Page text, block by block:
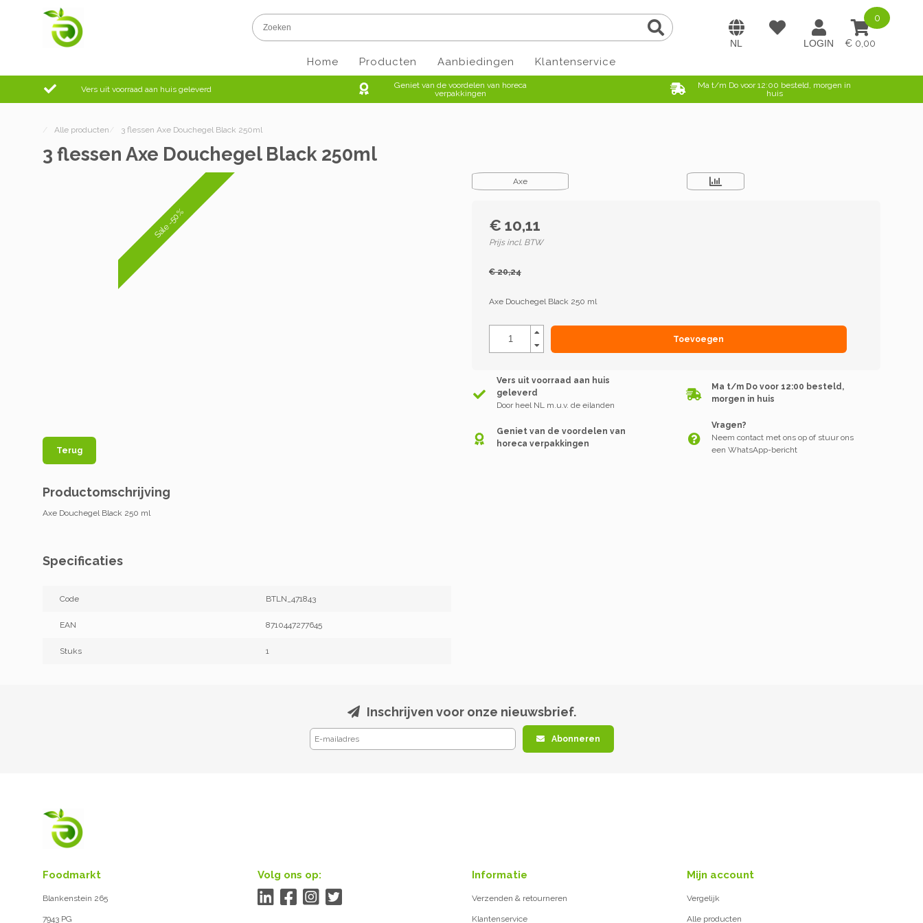
0,00
0
Home Producten Aanbiedingen Klantenservice
Vers uit voorraad aan huis geleverd
Geniet van de voordelen van horeca
verpakkingen
Ma t/m Do voor 12:00 besteld, morgen in
huis
/ Alle producten / 3 flessen Axe Douchegel Black 250ml
3 flessen Axe Douchegel Black 250ml
Sale -50%
Terug
Axe
€ 10,11
Prijs incl. BTW
€ 20,24
Axe Douchegel Black 250 ml
Toevoegen
Vers uit voorraad aan huis
geleverd
Door heel NL m.u.v. de eilanden
Ma t/m Do voor 12:00 besteld,
morgen in huis
Geniet van de voordelen van
horeca verpakkingen
Vragen?
Neem contact met ons op of stuur ons
een WhatsApp-bericht
Productomschrijving
Axe Douchegel Black 250 ml
Specificaties
Code BTLN_471843
EAN 8710447277645
Stuks 1
Inschrijven voor onze nieuwsbrief.
Abonneren
Foodmarkt
Blankenstein 265
7943 PG
Volg ons op: Informatie
Verzenden & retourneren
Klantenservice
Mijn account
Vergelijk
Alle producten